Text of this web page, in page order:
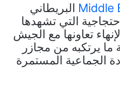
Middle البريطاني
التي تشهدها
تعاونها مع الجيش
ما يرتكبه من مجازر
الجماعية المستمرة